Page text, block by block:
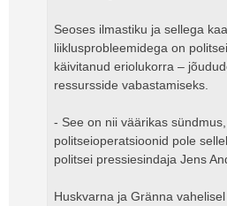
Seoses ilmastiku ja sellega
liiklusprobleemidega on
käivitanud eriolukorra –
ressursside vabastamiseks.
- See on nii väärikas
politseioperatsioonid pole
politsei pressiesindaja Jens
Huskvarna ja Gränna